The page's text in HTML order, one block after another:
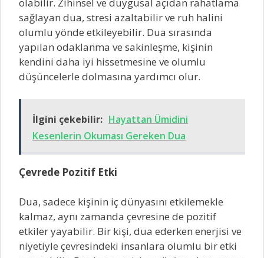
sağlayan dua, stresi azaltabilir ve ruh halini
olumlu yönde etkileyebilir. Dua sırasında
yapılan odaklanma ve sakinleşme, kişinin
kendini daha iyi hissetmesine ve olumlu
düşüncelerle dolmasına yardımcı olur.
İlgini çekebilir: Hayattan Ümidini
Kesenlerin Okuması Gereken Dua
Çevrede Pozitif Etki
Dua, sadece kişinin iç dünyasını etkilemekle
kalmaz, aynı zamanda çevresine de pozitif
etkiler yayabilir. Bir kişi, dua ederken enerjisi ve
niyetiyle çevresindeki insanlara olumlu bir etki